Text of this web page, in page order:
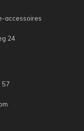
accessoires
24
57